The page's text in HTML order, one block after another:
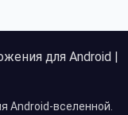
Android-вселенной.